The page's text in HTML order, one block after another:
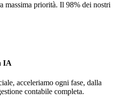
massima priorità. Il 98% dei nostri
IA
acceleriamo ogni fase, dalla
contabile completa.